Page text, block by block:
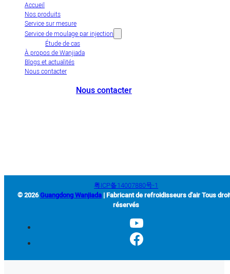
Accueil
Nos produits
Service sur mesure
Service de moulage par injection
Étude de cas
À propos de Wanjiada
Blogs et actualités
Nous contacter
Nous contacter
粤ICP备14007880号-1
© 2026Guangdong Wanjiada | Fabricant de refroidisseurs d'air Tous
réservés